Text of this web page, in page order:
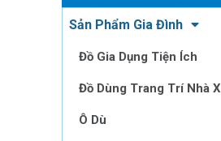
Sản Phẩm Gia Đình
Đồ Gia Dụng Tiện Ích
Đồ Dùng Trang Trí Nhà
Ô Dù